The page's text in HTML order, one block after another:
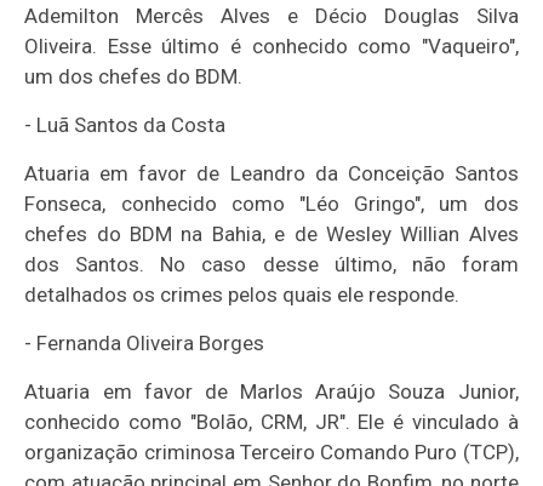
Ademilton Mercês Alves e Décio Douglas Silva
Oliveira. Esse último é conhecido como "Vaqueiro",
um dos chefes do BDM.
- Luã Santos da Costa
Atuaria em favor de Leandro da Conceição Santos
Fonseca, conhecido como "Léo Gringo", um dos
chefes do BDM na Bahia, e de Wesley Willian Alves
dos Santos. No caso desse último, não foram
detalhados os crimes pelos quais ele responde.
- Fernanda Oliveira Borges
Atuaria em favor de Marlos Araújo Souza Junior,
conhecido como "Bolão, CRM, JR". Ele é vinculado à
organização criminosa Terceiro Comando Puro (TCP),